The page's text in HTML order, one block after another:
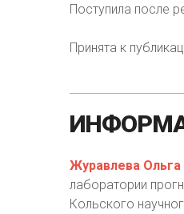
Поступила после
Принята к
Журавлева Ольга
лаборатории
Кольского